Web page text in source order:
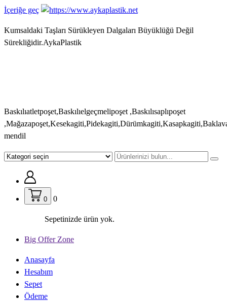
İçeriğe geç
Kumsaldaki Taşları Sürükleyen Dalgaları Büyüklüğü Değil
Sürekliğidir.AykaPlastik
Baskılıatletpoşet,Baskılıelgeçmelipoşet ,Baskılısaplıpoşet
mendil
0 0
Sepetinizde ürün yok.
Big Offer Zone
Anasayfa
Hesabım
Sepet
Ödeme